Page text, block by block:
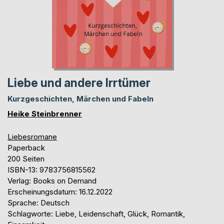
Liebe und andere Irrtümer
Kurzgeschichten, Märchen und Fabeln
Heike Steinbrenner
Liebesromane
Paperback
200 Seiten
ISBN-13: 9783756815562
Verlag: Books on Demand
Erscheinungsdatum: 16.12.2022
Sprache: Deutsch
Schlagworte: Liebe, Leidenschaft, Glück, Romantik,